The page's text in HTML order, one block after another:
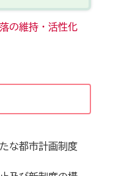
の維持・活性化
な都市計画制度